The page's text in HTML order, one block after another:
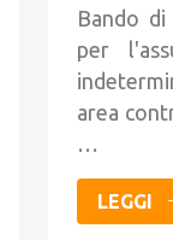
Bando
per
area
…
LEGGI